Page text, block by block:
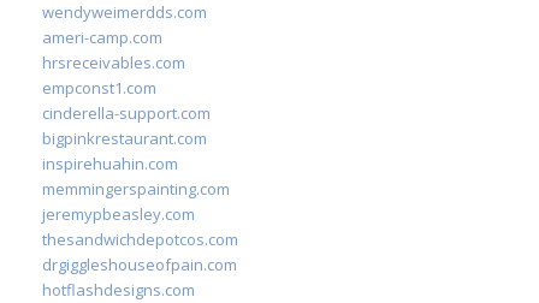
wendyweimerdds.com
ameri-camp.com
hrsreceivables.com
empconst1.com
cinderella-support.com
bigpinkrestaurant.com
inspirehuahin.com
memmingerspainting.com
jeremypbeasley.com
thesandwichdepotcos.com
drgiggleshouseofpain.com
hotflashdesigns.com